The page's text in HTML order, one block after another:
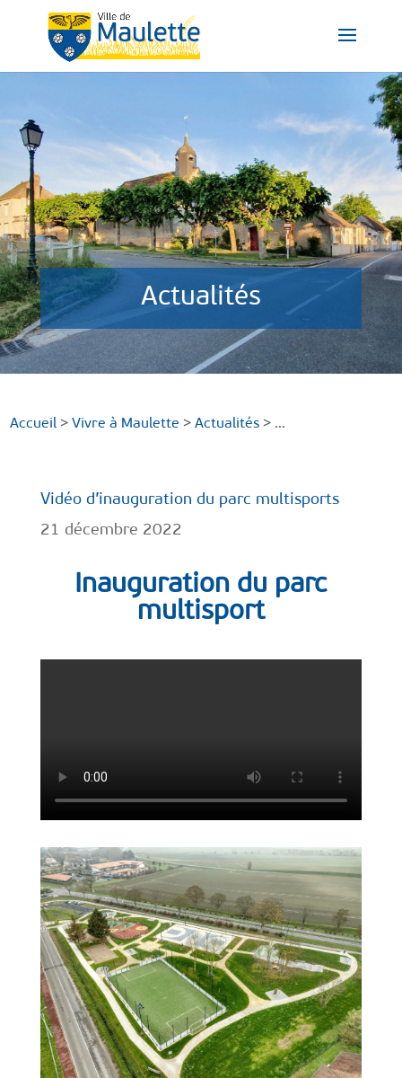
Actualités
Accueil >Vivre à Maulette > Actualités > …
Vidéo d’inauguration du parc multisports
21 décembre 2022
Inauguration du parc
multisport